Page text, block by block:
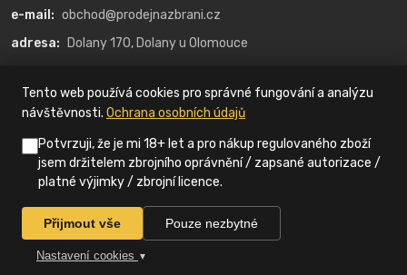
e-mail: obchod@prodejnazbrani.cz
adresa:
Dolany 170, Dolany u Olomouce
Kategorie
© 2022 ProdejnaZbraní.cz
Tento web používá cookies pro správné fungování a analýzu
návštěvnosti. Ochrana osobních údajů
Potvrzuji, že je mi 18+ let a pro nákup regulovaného zboží
jsem držitelem zbrojního oprávnění / zapsané autorizace /
platné výjimky / zbrojní licence.
Přijmout vše Pouze nezbytné
Nastavení cookies ▼